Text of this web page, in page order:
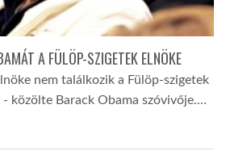
A FÜLÖP-SZIGETEK ELNÖKE
nem találkozik a Fülöp-szigetek
közölte Barack Obama szóvivője.…